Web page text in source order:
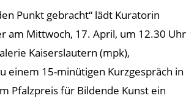
Punkt gebracht“ lädt Kuratorin
am Mittwoch, 17. April, um 12.30 Uhr
Kaiserslautern (mpk),
einem 15-minütigen Kurzgespräch in
Pfalzpreis für Bildende Kunst ein